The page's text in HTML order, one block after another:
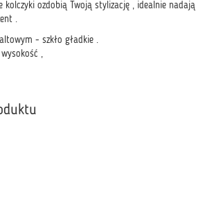
kolczyki ozdobią Twoją stylizację , idealnie nadają
.
- szkło gładkie .
,